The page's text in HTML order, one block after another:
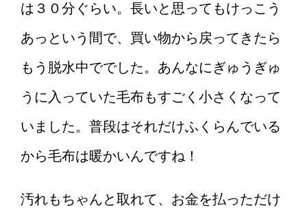
は３０分ぐらい。長いと思ってもけっこう
あっという間で、買い物から戻ってきたら
もう脱水中ででした。あんなにぎゅうぎゅ
うに入っていた毛布もすごく小さくなって
いました。普段はそれだけふくらんでいる
から毛布は暖かいんですね！
汚れもちゃんと取れて、お金を払っただけ